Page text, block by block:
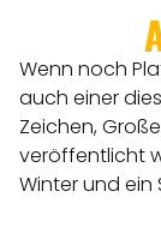
Wenn noch
auch einer
Zeichen,
veröffentlicht
Winter und ein